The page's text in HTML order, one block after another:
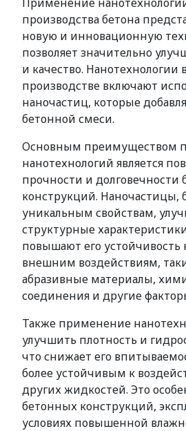
производства бетона
новую и инновационную
позволяет значительно
и качество. Нанотехнологии
производстве включают
наночастиц, которые
бетонной смеси.
Основным преимуществом
нанотехнологий является
прочности и долговечности
конструкций. Наночастицы,
уникальным свойствам,
структурные
повышают его
внешним воздействиям,
абразивные материалы,
соединения и другие
Также применение
улучшить плотность и
что снижает его
более устойчивым к
других жидкостей. Это
бетонных конструкций,
условиях повышенной